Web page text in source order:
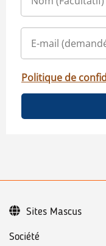
Politique de
Société
Sites Mascus